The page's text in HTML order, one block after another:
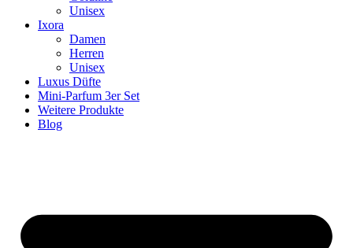
Unisex
Ixora
Damen
Herren
Unisex
Luxus Düfte
Mini-Parfum 3er Set
Weitere Produkte
Blog